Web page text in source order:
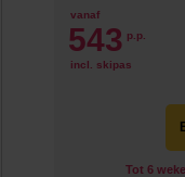
vanaf
543 p.p.
incl. skipas
Tot 6